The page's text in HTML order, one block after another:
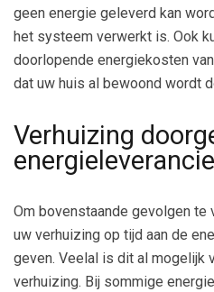
geen energie geleverd kan
het systeem verwerkt is. Ook
doorlopende energiekosten
dat uw huis al bewoond wordt
Verhuizing
Om bovenstaande gevolgen te
uw verhuizing op tijd aan de
geven. Veelal is dit al mogelijk
verhuizing. Bij sommige